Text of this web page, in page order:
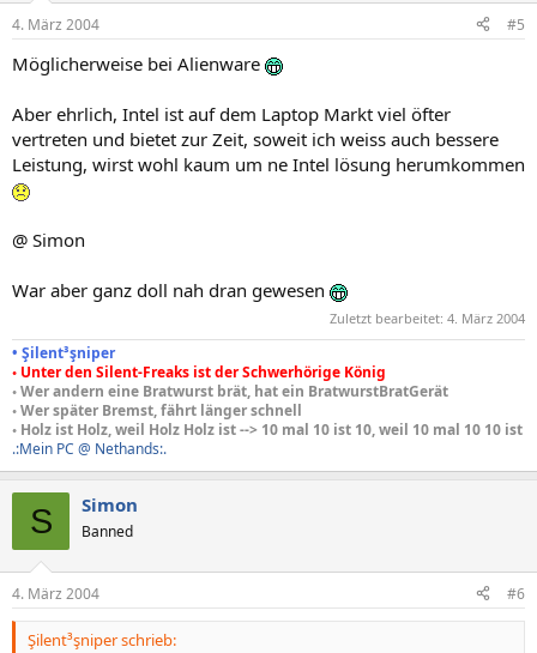
4. März 2004 #5
Möglicherweise bei Alienware
Aber ehrlich, Intel ist auf dem Laptop Markt viel öfter
vertreten und bietet zur Zeit, soweit ich weiss auch bessere
Leistung, wirst wohl kaum um ne Intel lösung herumkommen
@ Simon
War aber ganz doll nah dran gewesen
Zuletzt bearbeitet: 4. März 2004
• Şilent³şniper
◦ Unter den Silent-Freaks ist der Schwerhörige König
◦ Wer andern eine Bratwurst brät, hat ein BratwurstBratGerät
◦ Wer später Bremst, fährt länger schnell
◦ Holz ist Holz, weil Holz Holz ist --> 10 mal 10 ist 10, weil 10 mal 10 10 ist
.:Mein PC @ Nethands:.
S Simon
Banned
4. März 2004 #6
Şilent³şniper schrieb: